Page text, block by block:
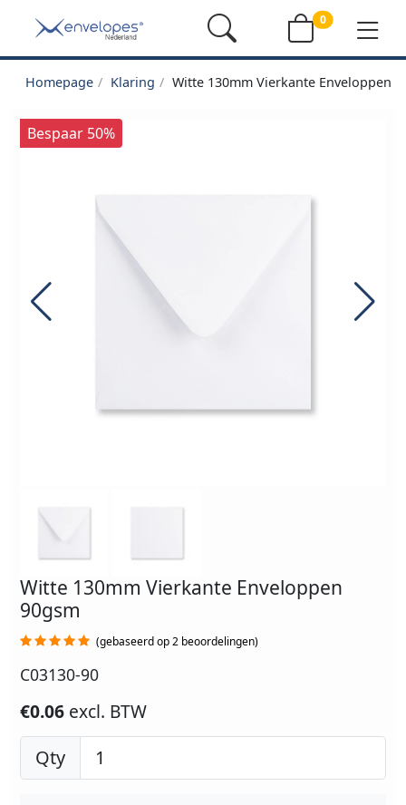
0
Homepage Klaring Witte 130mm Vierkante Enveloppen
Bespaar 50%
Witte 130mm Vierkante Enveloppen
90gsm
(gebaseerd op 2 beoordelingen)
C03130-90
€0.06 excl. BTW
Qty